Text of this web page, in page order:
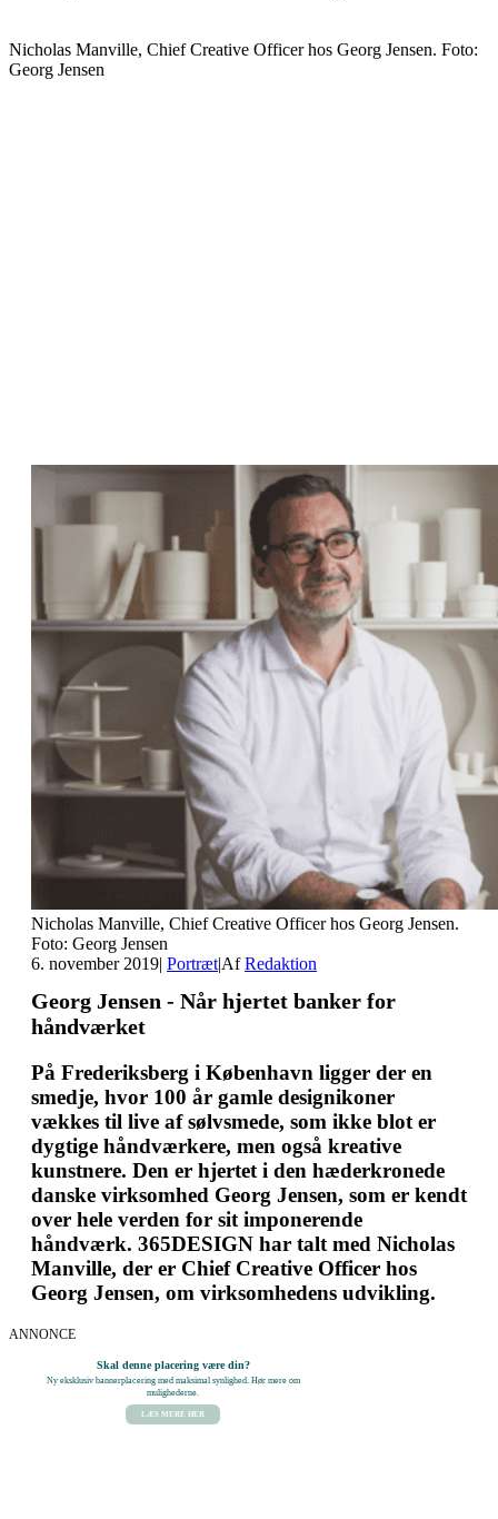
Nicholas Manville, Chief Creative Officer hos Georg Jensen. Foto:
Georg Jensen
Nicholas Manville, Chief Creative Officer hos Georg Jensen.
Foto: Georg Jensen
6. november 2019| Portræt|AfRedaktion
Georg Jensen - Når hjertet banker for
håndværket
På Frederiksberg i København ligger der en
smedje, hvor 100 år gamle designikoner
vækkes til live af sølvsmede, som ikke blot er
dygtige håndværkere, men også kreative
kunstnere. Den er hjertet i den hæderkronede
danske virksomhed Georg Jensen, som er kendt
over hele verden for sit imponerende
håndværk. 365DESIGN har talt med Nicholas
Manville, der er Chief Creative Officer hos
Georg Jensen, om virksomhedens udvikling.
ANNONCE
Skal denne placering være din?
Ny eksklusiv bannerplacering med maksimal synlighed. Hør mere om
mulighederne.
LÆS MERE HER